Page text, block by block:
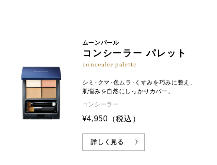
ムーンパール
コンシーラー パレット
concealer palette
シミ･クマ･色ムラ･くすみを巧みに整え、
肌悩みを自然にしっかりカバー。
コンシーラー
¥4,950 （税込）
詳しく見る